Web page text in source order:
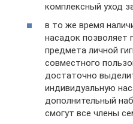
комплексный уход
в то же время
насадок позволяет
предмета личной
совместного
достаточно
индивидуальную
дополнительный
смогут все члены